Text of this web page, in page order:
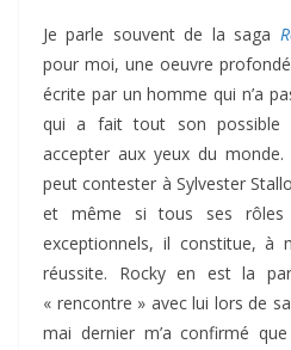
Je parle souvent de la saga
pour moi, une oeuvre
écrite par un homme qui n’a
qui a fait tout son possible
accepter aux yeux du monde.
peut contester à Sylvester
et même si tous ses
exceptionnels, il constitue, à
réussite. Rocky en est la
« rencontre » avec lui lors de
mai dernier m’a confirmé